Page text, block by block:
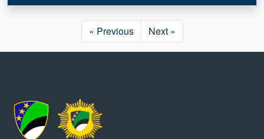
« Previous Next »